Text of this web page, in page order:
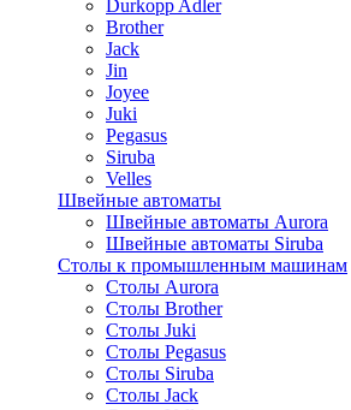
Durkopp Adler
Brother
Jack
Jin
Joyee
Juki
Pegasus
Siruba
Velles
Швейные автоматы
Швейные автоматы Aurora
Швейные автоматы Siruba
Столы к промышленным машинам
Столы Aurora
Столы Brother
Столы Juki
Столы Pegasus
Столы Siruba
Столы Jack